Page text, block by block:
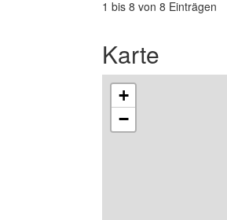
1 bis 8 von 8 Einträgen
Karte
+
−